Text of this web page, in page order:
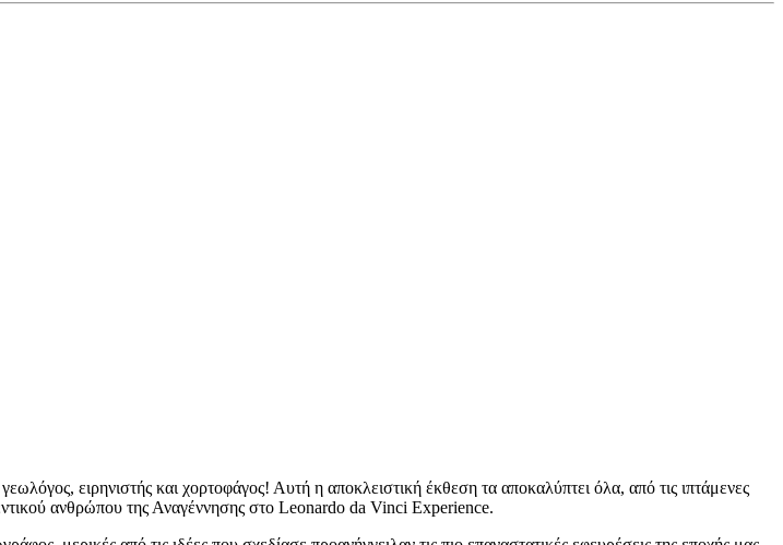
ειρηνιστής και χορτοφάγος! Αυτή η αποκλειστική έκθεση τα αποκαλύπτει όλα, από τις ιπτάμενες
ανθρώπου της Αναγέννησης στο Leonardo da Vinci Experience.